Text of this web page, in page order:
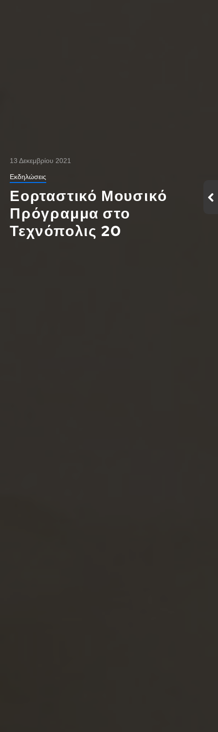
13 Δεκεμβρίου 2021
Εκδηλώσεις
Εορταστικό Μουσικό
Πρόγραμμα στο
Τεχνόπολις 20